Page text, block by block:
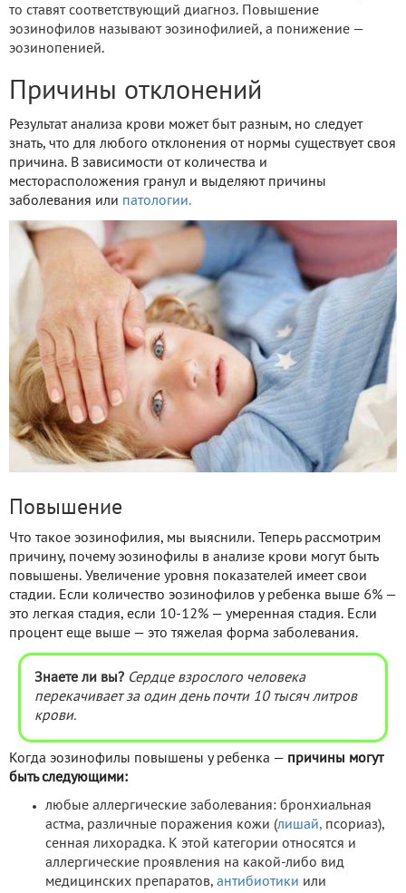
то ставят соответствующий диагноз. Повышение
эозинофилов называют эозинофилией, а понижение —
эозинопенией.
Причины отклонений
Результат анализа крови может быт разным, но следует
знать, что для любого отклонения от нормы существует своя
причина. В зависимости от количества и
месторасположения гранул и выделяют причины
заболевания или патологии.
Повышение
Что такое эозинофилия, мы выяснили. Теперь рассмотрим
причину, почему эозинофилы в анализе крови могут быть
повышены. Увеличение уровня показателей имеет свои
стадии. Если количество эозинофилов у ребенка выше 6% —
это легкая стадия, если 10-12% — умеренная стадия. Если
процент еще выше — это тяжелая форма заболевания.
Знаете ли вы? Сердце взрослого человека
перекачивает за один день почти 10 тысяч литров
крови.
Когда эозинофилы повышены у ребенка — причины могут
быть следующими:
любые аллергические заболевания: бронхиальная
астма, различные поражения кожи (лишай, псориаз),
сенная лихорадка. К этой категории относятся и
аллергические проявления на какой-либо вид
медицинских препаратов, антибиотики или